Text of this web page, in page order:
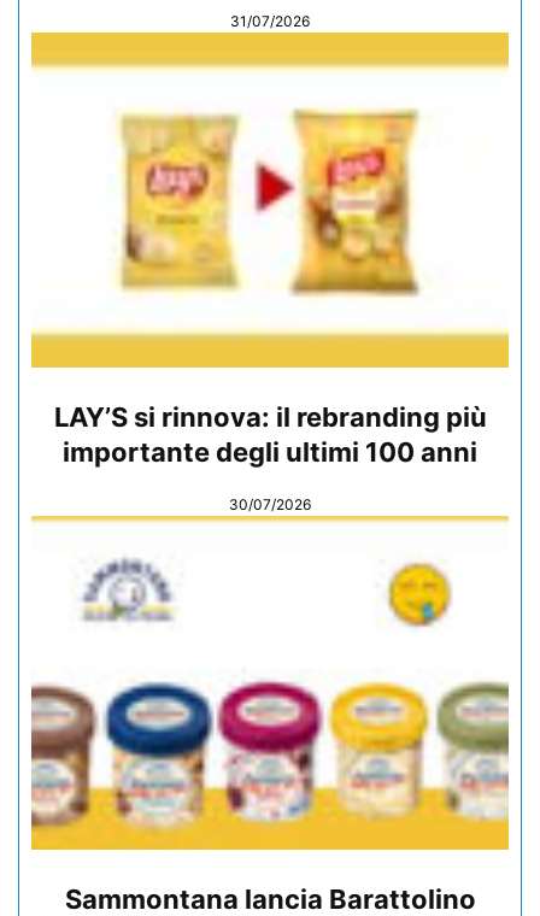
31/07/2026
LAY’S si rinnova: il rebranding più
importante degli ultimi 100 anni
30/07/2026
Sammontana lancia Barattolino